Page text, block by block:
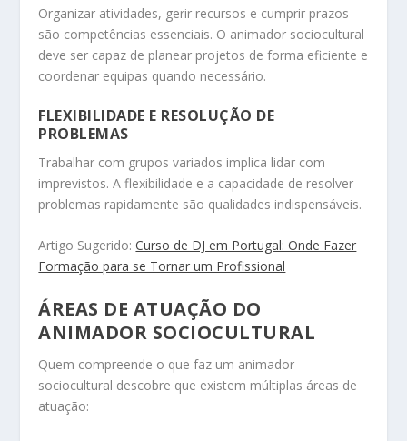
Organizar atividades, gerir recursos e cumprir prazos
são competências essenciais. O animador sociocultural
deve ser capaz de planear projetos de forma eficiente e
coordenar equipas quando necessário.
FLEXIBILIDADE E RESOLUÇÃO DE
PROBLEMAS
Trabalhar com grupos variados implica lidar com
imprevistos. A flexibilidade e a capacidade de resolver
problemas rapidamente são qualidades indispensáveis.
Artigo Sugerido:Curso de DJ em Portugal: Onde Fazer
Formação para se Tornar um Profissional
ÁREAS DE ATUAÇÃO DO
ANIMADOR SOCIOCULTURAL
Quem compreende o que faz um animador
sociocultural descobre que existem múltiplas áreas de
atuação: